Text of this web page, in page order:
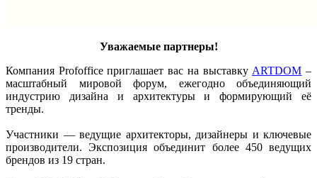
Уважаемые партнеры!
Компания Profoffice приглашает вас на выставку ARTDOM –
масштабный мировой форум, ежегодно объединяющий
индустрию дизайна и архитектуры и формирующий её
тренды.
Участники — ведущие архитекторы, дизайнеры и ключевые
производители. Экспозиция объединит более 450 ведущих
брендов из 19 стран.